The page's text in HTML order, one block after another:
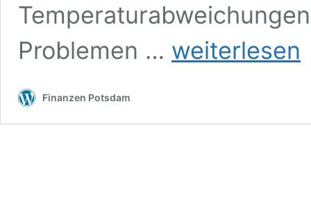
Problemen …
Reduzierte
Wartungskosten
weiterlesen
Finanzen Potsdam